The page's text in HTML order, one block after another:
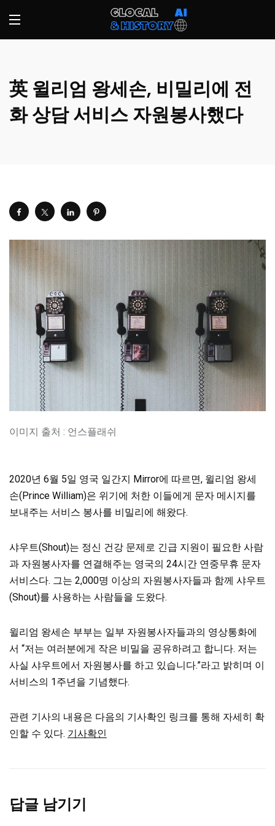
英 윌리엄 왕세손, 비밀리에 전
화 상담 서비스 자원봉사했다
이미지 출처 : 언스플래쉬
2020년 6월 5일 영국 일간지 Mirror에 따르면, 윌리엄 왕세
손(Prince William)은 위기에 처한 이들에게 문자 메시지를
보내주는 서비스 봉사를 비밀리에 해왔다.
샤우트(Shout)는 정신 건강 문제로 긴급 지원이 필요한 사람
과 자원봉사자를 연결해주는 영국의 24시간 연중무휴 문자
서비스다. 그는 2,000명 이상의 자원봉사자들과 함께 샤우트
(Shout)를 사용하는 사람들을 도왔다.
윌리엄 왕세손 부부는 일부 자원봉사자들과의 영상통화에
서 “저는 여러분에게 작은 비밀을 공유하려고 합니다. 저는
사실 샤우트에서 자원봉사를 하고 있습니다.”라고 밝히며 이
서비스의 1주년을 기념했다.
관련 기사의 내용은 다음의 기사확인 링크를 통해 자세히 확
인할 수 있다. 기사확인
답글 남기기